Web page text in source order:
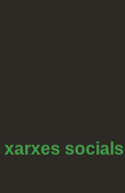
xarxes socials